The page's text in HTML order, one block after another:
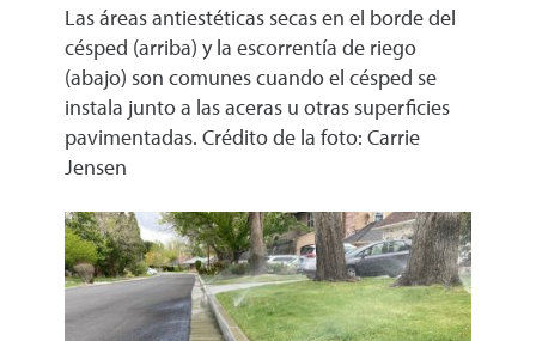
Las áreas antiestéticas secas en el borde del
césped (arriba) y la escorrentía de riego
(abajo) son comunes cuando el césped se
instala junto a las aceras u otras superficies
pavimentadas. Crédito de la foto: Carrie
Jensen